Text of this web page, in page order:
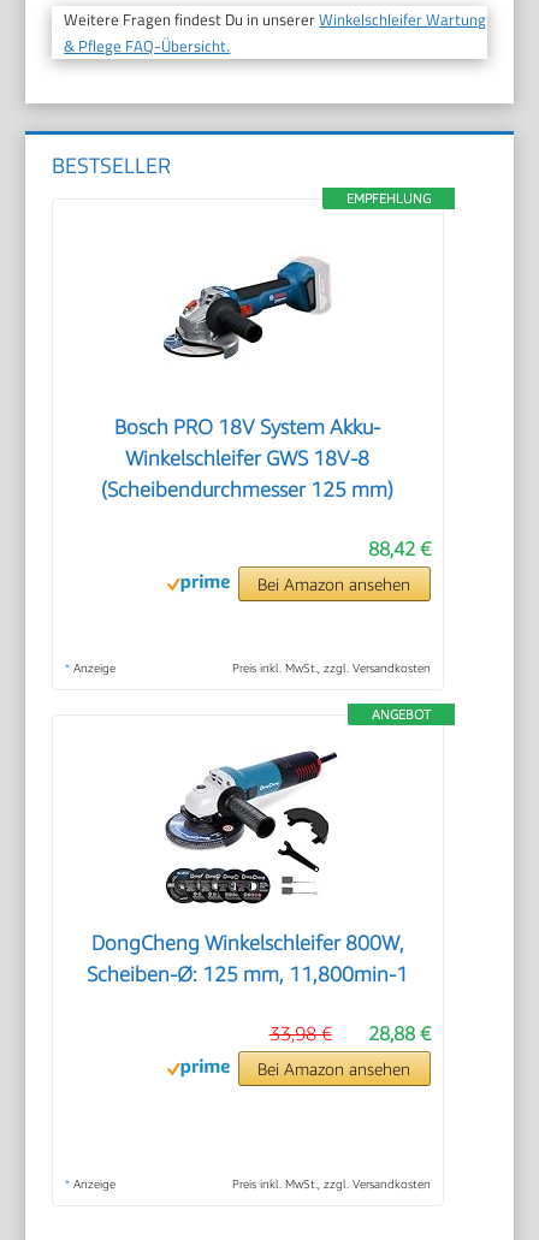
Weitere Fragen findest Du in unsererWinkelschleifer Wartung
& Pflege FAQ-Übersicht.
BESTSELLER
EMPFEHLUNG
Bosch PRO 18V System Akku-
Winkelschleifer GWS 18V-8
(Scheibendurchmesser 125 mm)
88,42 €
Bei Amazon ansehen
* Anzeige Preis inkl. MwSt., zzgl. Versandkosten
ANGEBOT
DongCheng Winkelschleifer 800W,
Scheiben-Ø: 125 mm, 11,800min-1
28,88 €
33,98 €
Bei Amazon ansehen
* Anzeige Preis inkl. MwSt., zzgl. Versandkosten